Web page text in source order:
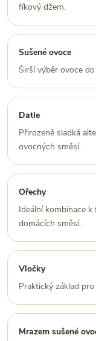
fíkový džem.
Sušené ovoce
Širší výběr ovoce
Datle
Přirozeně sladká
ovocných směsí.
Ořechy
Ideální kombinace
domácích směsí.
Vločky
Praktický základ
Mrazem sušené